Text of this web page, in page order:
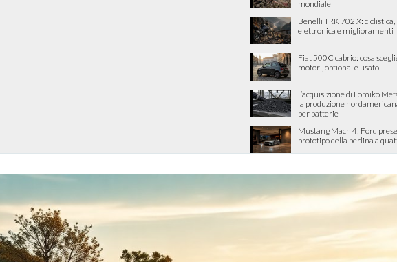
mondiale
Benelli TRK 702 X:
elettronica e miglioramenti
Fiat 500C cabrio: cosa
motori, optional e usato
L’acquisizione di Lomiko
la produzione
per batterie
Mustang Mach 4: Ford
prototipo della berlina a